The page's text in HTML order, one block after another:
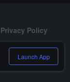
Privacy Policy
Launch App